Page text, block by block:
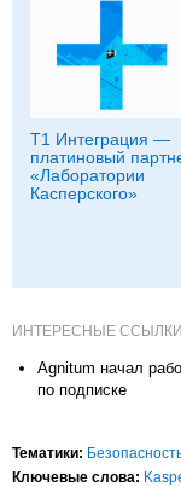
Т1 Интеграция —
платиновый
«Лаборатории
Касперского»
ИНТЕРЕСНЫЕ ССЫЛКИ
Agnitum начал
по подписке
Тематики:
Ключевые слова: